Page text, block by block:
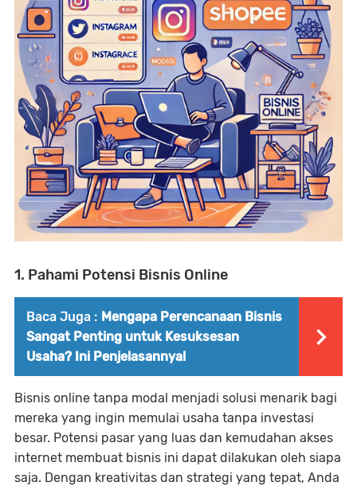
1. Pahami Potensi Bisnis Online
Baca Juga : Mengapa Perencanaan Bisnis
Sangat Penting untuk Kesuksesan
Usaha? Ini Penjelasannya!
Bisnis online tanpa modal menjadi solusi menarik bagi
mereka yang ingin memulai usaha tanpa investasi
besar. Potensi pasar yang luas dan kemudahan akses
internet membuat bisnis ini dapat dilakukan oleh siapa
saja. Dengan kreativitas dan strategi yang tepat, Anda